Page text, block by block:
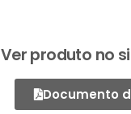
Ver produto no
Documento